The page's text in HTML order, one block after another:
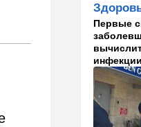
02:30
Первые
инфекции